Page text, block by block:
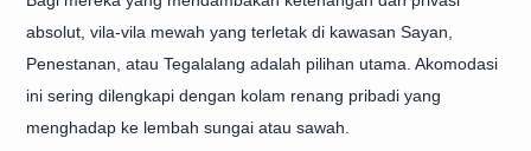
absolut, vila-vila mewah yang terletak di kawasan Sayan,
Penestanan, atau Tegalalang adalah pilihan utama. Akomodasi
ini sering dilengkapi dengan kolam renang pribadi yang
menghadap ke lembah sungai atau sawah.